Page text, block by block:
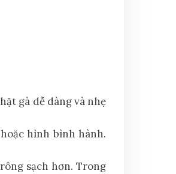
gà dễ dàng và nhẹ
hình bình hành.
sạch hơn. Trong